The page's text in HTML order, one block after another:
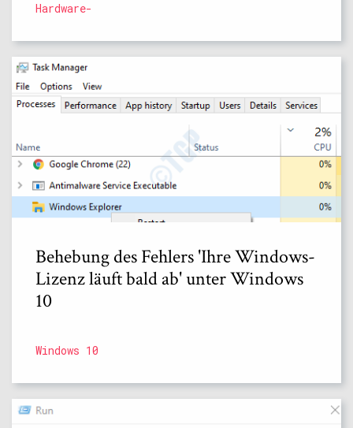
Hardware-
Behebung des Fehlers 'Ihre Windows-
Lizenz läuft bald ab' unter Windows
10
Windows 10